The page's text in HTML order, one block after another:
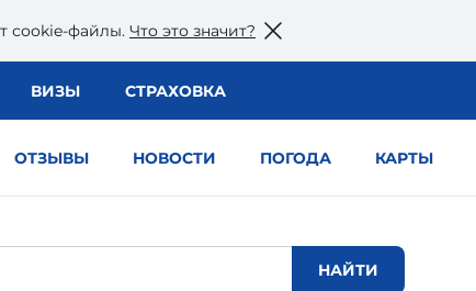
сookie-файлы. Что это значит?
ВИЗЫ СТРАХОВКА
ОТЗЫВЫ НОВОСТИ ПОГОДА КАРТЫ